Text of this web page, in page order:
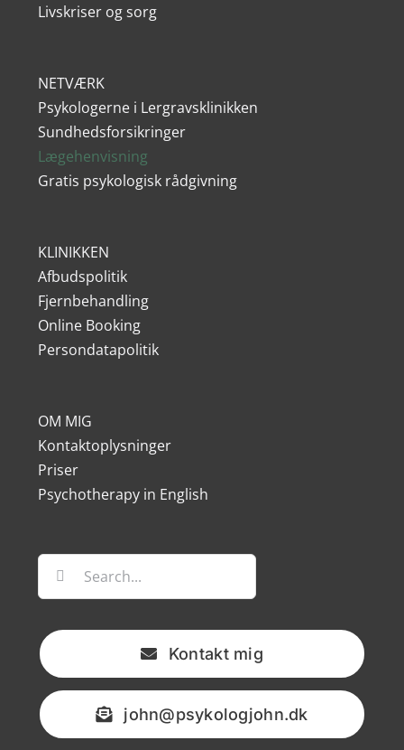
Livskriser og sorg
Kontakt mig
john@psykologjohn.dk
NETVÆRK
Psykologerne i Lergravsklinikken
Sundhedsforsikringer
Lægehenvisning
Gratis psykologisk rådgivning
KLINIKKEN
Afbudspolitik
Fjernbehandling
Online Booking
Persondatapolitik
OM MIG
Kontaktoplysninger
Priser
Psychotherapy in English
Søg
efter: